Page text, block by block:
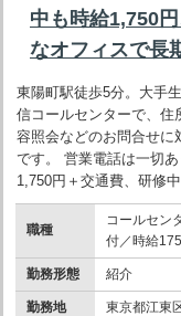
中も時給1,750
なオフィスで長
東陽町駅徒歩5分。大手
信コールセンターで、住
容照会などのお問合せに
です。 営業電話は一切
1,750円＋交通費、研修中
職種
コールセン
付／時給
勤務形態 紹介
勤務地 東京都江東